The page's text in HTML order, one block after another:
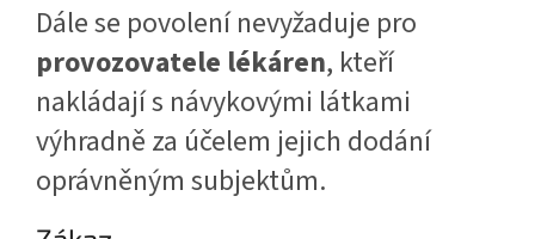
Dále se povolení nevyžaduje pro
provozovatele lékáren, kteří
nakládají s návykovými látkami
výhradně za účelem jejich dodání
oprávněným subjektům.